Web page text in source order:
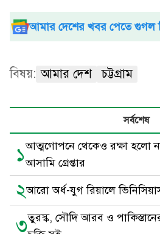
আমার দেশের খবর পেতে গুগল
বিষয়: আমার দেশ চট্টগ্রাম
সর্বশেষ
১আত্মগোপনে থেকেও রক্ষা হলো
আসামি গ্রেপ্তার
২আরো অর্ধ-যুগ রিয়ালে
৩তুরস্ক, সৌদি আরব ও